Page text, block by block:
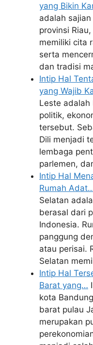
yang Bikin
adalah
provinsi
memiliki cita
serta
dan tradisi
Intip Hal
yang Wajib
Leste adalah
politik,
tersebut.
Dili menjadi
lembaga
parlemen,
Intip Hal
Rumah
Selatan
berasal dari
Indonesia.
panggung
atau perisai.
Selatan
Intip Hal
Barat yang…
kota
barat pulau
merupakan